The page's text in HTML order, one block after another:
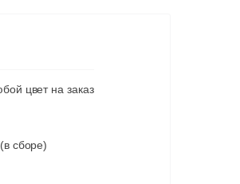
цвет на заказ
сборе)